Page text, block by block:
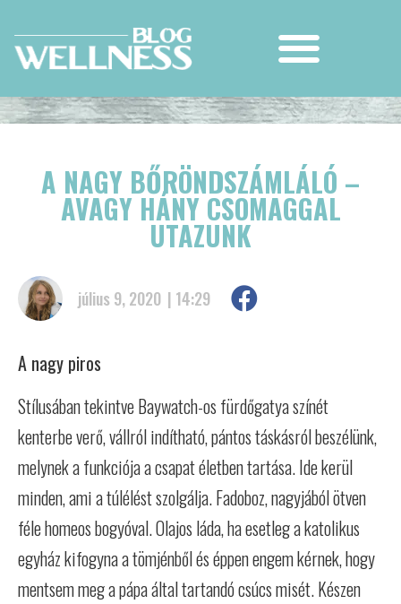
A NAGY BŐRÖNDSZÁMLÁLÓ –
AVAGY HÁNY CSOMAGGAL
UTAZUNK
július 9, 2020 | 14:29
A nagy piros
Stílusában tekintve Baywatch-os fürdőgatya színét
kenterbe verő, vállról indítható, pántos táskásról beszélünk,
melynek a funkciója a csapat életben tartása. Ide kerül
minden, ami a túlélést szolgálja. Fadoboz, nagyjából ötven
féle homeos bogyóval. Olajos láda, ha esetleg a katolikus
egyház kifogyna a tömjénből és éppen engem kérnek, hogy
mentsem meg a pápa által tartandó csúcs misét. Készen